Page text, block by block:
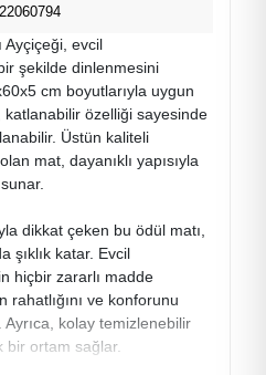
Ayçiçeği, evcil
şekilde dinlenmesini
cm boyutlarıyla uygun
özelliği sayesinde
Üstün kaliteli
mat, dayanıklı yapısıyla
dikkat çeken bu ödül matı,
şıklık katar. Evcil
hiçbir zararlı madde
rahatlığını ve konforunu
Ayrıca, kolay temizlenebilir
bir ortam sağlar.